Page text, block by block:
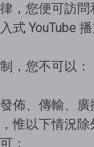
，您便可訪
YouTube 播
，您不可以：
佈、傳輸、
惟以下情況除
；